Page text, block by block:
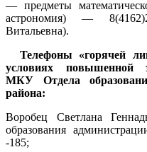
— предметы
астрономия) —
Витальевна).
Телефоны «горячей
условиях повышенной
МКУ Отдела
района:
Воробец Светлана
образования
-185;